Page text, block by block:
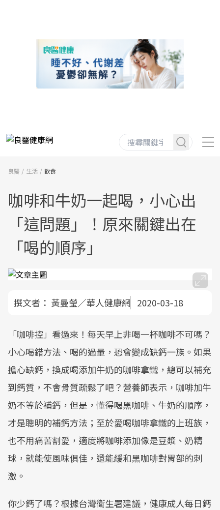
良醫 生活 飲食
咖啡和牛奶一起喝，小心出
「這問題」！原來關鍵出在
「喝的順序」
撰文者： 黃曼瑩／華人健康網 2020-03-18
「咖啡控」看過來！每天早上非喝一杯咖啡不可嗎？
小心喝錯方法、喝的過量，恐會變成缺鈣一族。如果
擔心缺鈣，換成喝添加牛奶的咖啡拿鐵，總可以補充
到鈣質，不會骨質疏鬆了吧？營養師表示，咖啡加牛
奶不等於補鈣，但是，懂得喝黑咖啡、牛奶的順序，
才是聰明的補鈣方法；至於愛喝咖啡拿鐵的上班族，
也不用痛苦割愛，適度將咖啡添加像是豆漿、奶精
球，就能使風味俱佳，還能緩和黑咖啡對胃部的刺
激。
你少鈣了嗎？根據台灣衛生署建議，健康成人每日鈣